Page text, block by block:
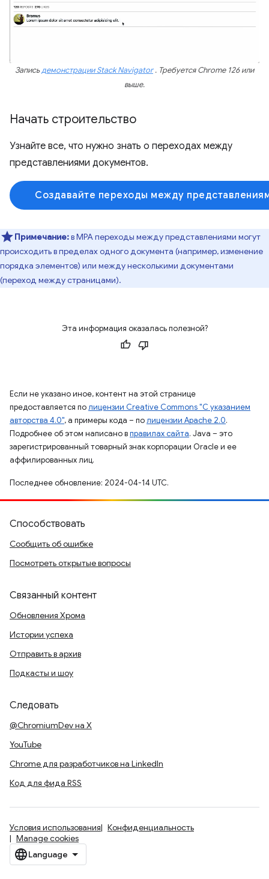
Записьдемонстрации Stack Navigator. Требуется Chrome 126 или
выше.
Начать строительство
Узнайте все, что нужно знать о переходах между
представлениями документов.
Создавайте переходы между
Примечание:в MPA переходы между представлениями могут
происходить в пределах одного документа (например, изменение
порядка элементов) или между несколькими документами
(переход между страницами).
Эта информация оказалась полезной?
Если не указано иное, контент на этой странице
предоставляется полицензии Creative Commons "С указанием
авторства 4.0", а примеры кода – полицензии Apache 2.0.
Подробнее об этом написано вправилах сайта. Java – это
зарегистрированный товарный знак корпорации Oracle и ее
аффилированных лиц.
Последнее обновление: 2024-04-14 UTC.
Способствовать
Сообщить об ошибке
Посмотреть открытые вопросы
Связанный контент
Обновления Хрома
Истории успеха
Отправить в архив
Подкасты и шоу
Следовать
@ChromiumDev на X
YouTube
Chrome для разработчиков на LinkedIn
Код для фида RSS
Условия использования
Конфиденциальность
Manage cookies